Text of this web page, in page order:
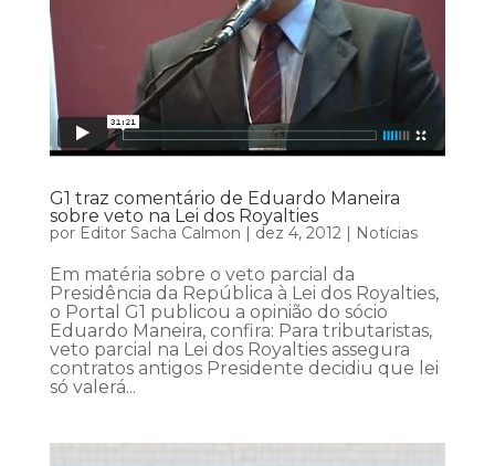
G1 traz comentário de Eduardo Maneira
sobre veto na Lei dos Royalties
por Editor Sacha Calmon | dez 4, 2012| Notícias
Em matéria sobre o veto parcial da
Presidência da República à Lei dos Royalties,
o Portal G1 publicou a opinião do sócio
Eduardo Maneira, confira: Para tributaristas,
veto parcial na Lei dos Royalties assegura
contratos antigos Presidente decidiu que lei
só valerá...